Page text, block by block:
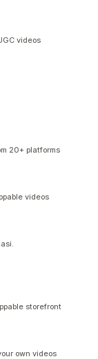
videos
20+ platforms
videos
storefront
own videos